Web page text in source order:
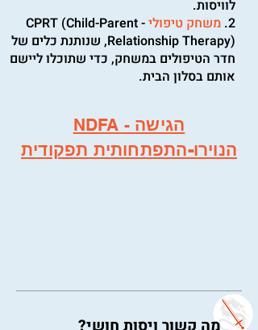
לוויסות.
2. משחק טיפולי - CPRT (Child-Parent
Relationship Therapy), שנותנת כלים של
חדר הטיפולים במשחק, כדי שתוכלו ליישם
אותם בסלון הבית.
NDFA - הגישה
הנוירו-התפתחותית תפקודית